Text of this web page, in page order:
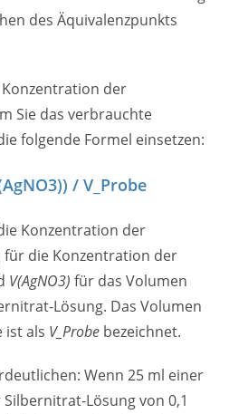
des Äquivalenzpunkts
der
Sie das verbrauchte
folgende Formel einsetzen:
/ V_Probe
Konzentration der
für die Konzentration der
V(AgNO3) für das Volumen
Lösung. Das Volumen
ist als V_Probe bezeichnet.
Wenn 25 ml einer
Lösung von 0,1